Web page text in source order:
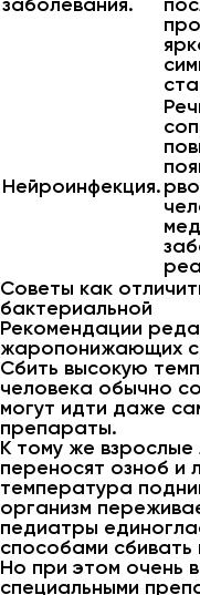
Нейроинфекция.
Советы как
бактериальной
Рекомендации
жаропонижающих
Сбить высокую
человека обычно
могут идти даже
препараты.
К тому же
переносят озноб и
температура
организм
педиатры
способами
Но при этом очень
специальными